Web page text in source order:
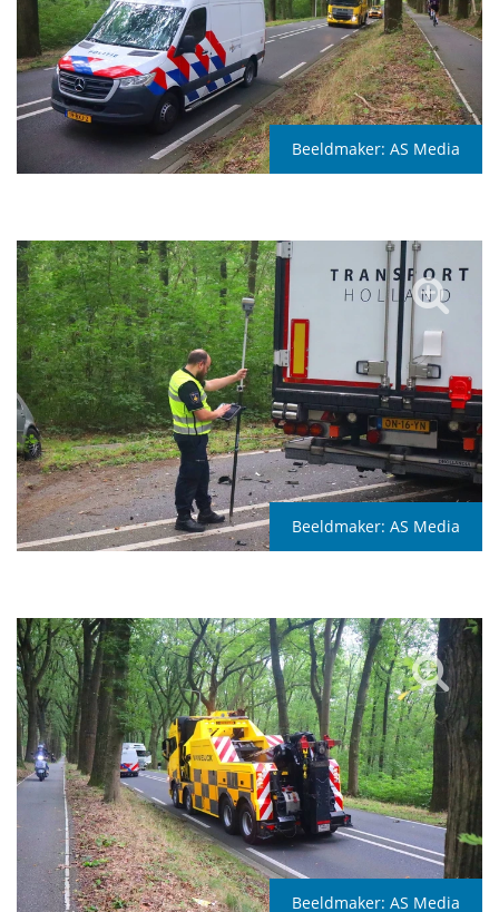
Beeldmaker: AS Media
Beeldmaker: AS Media
Beeldmaker: AS Media